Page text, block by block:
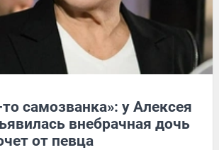
самозванка»: у Алексея
внебрачная дочь
от певца